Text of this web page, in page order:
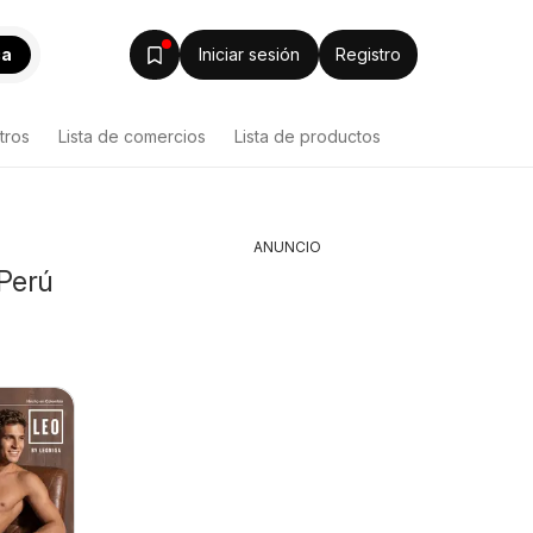
Iniciar sesión Registro
Lista de comercios Lista de productos
ANUNCIO